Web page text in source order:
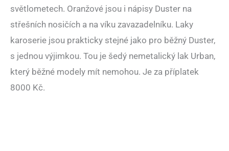
světlometech. Oranžové jsou i nápisy Duster na
střešních nosičích a na víku zavazadelníku. Laky
karoserie jsou prakticky stejné jako pro běžný Duster,
s jednou výjimkou. Tou je šedý nemetalický lak Urban,
který běžné modely mít nemohou. Je za příplatek
8000 Kč.